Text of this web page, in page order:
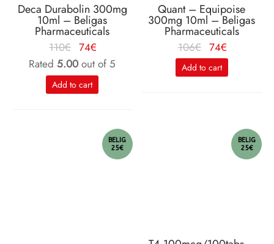
Deca Durabolin 300mg
10ml – Beligas
Pharmaceuticals
110€
Le
prix
initial
était :
74€
prix
actuel
Rated5.00out of 5
Add to cart
Quant – Equipoise
300mg 10ml – Beligas
Pharmaceuticals
106€
Le
prix
initial
74€
actuel
Add to cart
BELIG
25€
BELIG
25€